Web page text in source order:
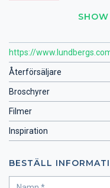
https://
Återförsäljare
Broschyrer
Filmer
Inspiration
BESTÄLL